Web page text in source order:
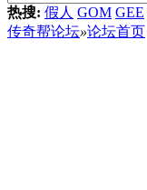
热搜: 假人 GOM GEE
传奇帮论坛»论坛首页